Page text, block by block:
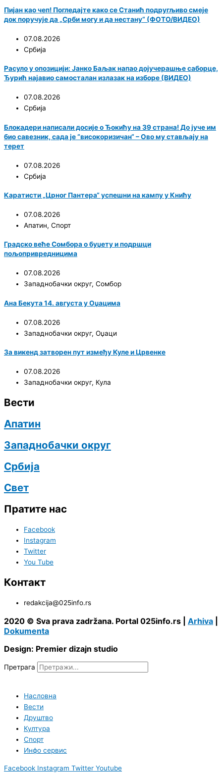
Пијан као чеп! Погледајте како се Станић подругљиво смеје
док поручује да „Срби могу и да нестану“ (ФОТО/ВИДЕО)
07.08.2026
Србија
Расуло у опозицији: Јанко Баљак напао дојучерашње саборце,
Ђурић најавио самосталан излазак на изборе (ВИДЕО)
07.08.2026
Србија
Блокадери написали досије о Ђокићу на 39 страна! До јуче им
био савезник, сада је “високоризичан“ – Ово му стављају на
терет
07.08.2026
Србија
Каратисти „Црног Пантера“ успешни на кампу у Книћу
07.08.2026
Апатин, Спорт
Градско веће Сомбора о буџету и подршци
пољопривредницима
07.08.2026
Западнобачки округ, Сомбор
Ана Бекута 14. августа у Оџацима
07.08.2026
Западнобачки округ, Оџаци
За викенд затворен пут између Куле и Црвенке
07.08.2026
Западнобачки округ, Кула
Вести
Апатин
Западнобачки округ
Србија
Свет
Пратите нас
Facebook
Instagram
Twitter
You Tube
Контакт
redakcija@025info.rs
2020 © Sva prava zadržana. Portal 025info.rs | Arhiva
Dokumenta
Design: Premier dizajn studio
Претрага
Насловна
Вести
Друштво
Култура
Спорт
Инфо сервис
Facebook Instagram Twitter Youtube